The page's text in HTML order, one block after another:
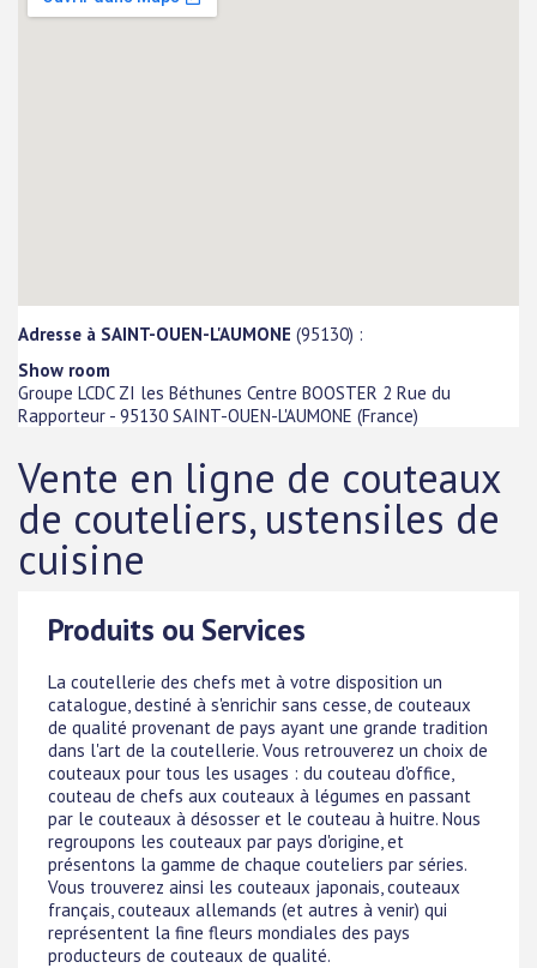
Adresse à SAINT-OUEN-L'AUMONE (95130) :
Show room
Groupe LCDC ZI les Béthunes Centre BOOSTER 2 Rue du
Rapporteur - 95130 SAINT-OUEN-L'AUMONE (France)
Vente en ligne de couteaux
de couteliers, ustensiles de
cuisine
Produits ou Services
La coutellerie des chefs met à votre disposition un
catalogue, destiné à s'enrichir sans cesse, de couteaux
de qualité provenant de pays ayant une grande tradition
dans l'art de la coutellerie. Vous retrouverez un choix de
couteaux pour tous les usages : du couteau d'office,
couteau de chefs aux couteaux à légumes en passant
par le couteaux à désosser et le couteau à huitre. Nous
regroupons les couteaux par pays d'origine, et
présentons la gamme de chaque couteliers par séries.
Vous trouverez ainsi les couteaux japonais, couteaux
français, couteaux allemands (et autres à venir) qui
représentent la fine fleurs mondiales des pays
producteurs de couteaux de qualité.